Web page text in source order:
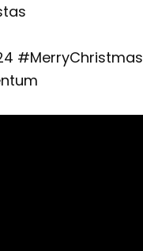
#MerryChristmas